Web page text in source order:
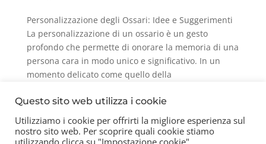
Personalizzazione degli Ossari: Idee e Suggerimenti
La personalizzazione di un ossario è un gesto
profondo che permette di onorare la memoria di una
persona cara in modo unico e significativo. In un
momento delicato come quello della
Contatti Chi siamo Privacy Policy
Questo sito web utilizza i cookie
Utilizziamo i cookie per offrirti la migliore esperienza sul
nostro sito web. Per scoprire quali cookie stiamo
utilizzando clicca su "Impostazione cookie".